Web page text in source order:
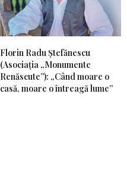
Florin Radu Ștefănescu
(Asociația „Monumente
Renăscute”): „Când moare o
casă, moare o întreagă lume”